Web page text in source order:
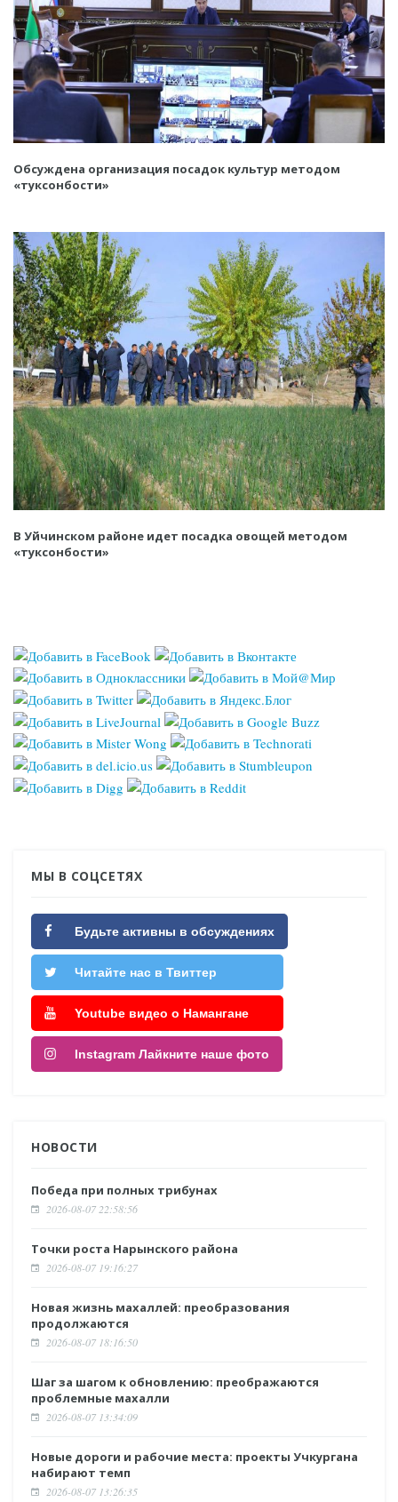
Обсуждена организация посадок культур методом
«туксонбости»
В Уйчинском районе идет посадка овощей методом
«туксонбости»
МЫ В СОЦСЕТЯХ
Будьте активны в обсуждениях
Читайте нас в Твиттер
Youtube видео о Намангане
Instagram Лайкните наше фото
НОВОСТИ
Победа при полных трибунах
2026-08-07 22:58:56
Точки роста Нарынского района
2026-08-07 19:16:27
Новая жизнь махаллей: преобразования
продолжаются
2026-08-07 18:16:50
Шаг за шагом к обновлению: преображаются
проблемные махалли
2026-08-07 13:34:09
Новые дороги и рабочие места: проекты Учкургана
набирают темп
2026-08-07 13:26:35